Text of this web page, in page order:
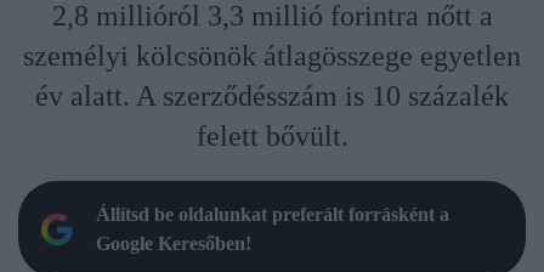
2,8 millióról 3,3 millió forintra nőtt a
személyi kölcsönök átlagösszege egyetlen
év alatt. A szerződésszám is 10 százalék
felett bővült.
Állítsd be oldalunkat preferált forrásként a
Google Keresőben!